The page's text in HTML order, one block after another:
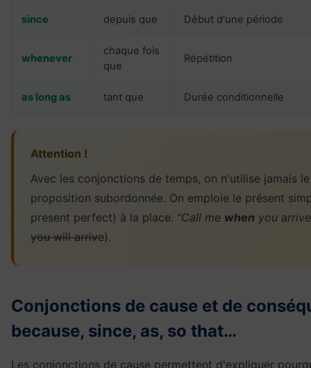
since depuis que Début d'une période
whenever
chaque fois
que
Répétition
as long as tant que Durée conditionnelle
Attention !
Avec les conjonctions de temps, on n'utilise jamais
proposition subordonnée. On emploie le présent
present perfect) à la place. "Call me when you
you will arrive).
Conjonctions de cause et de
because, since, as, so that…
Les conjonctions de cause permettent d'expliquer